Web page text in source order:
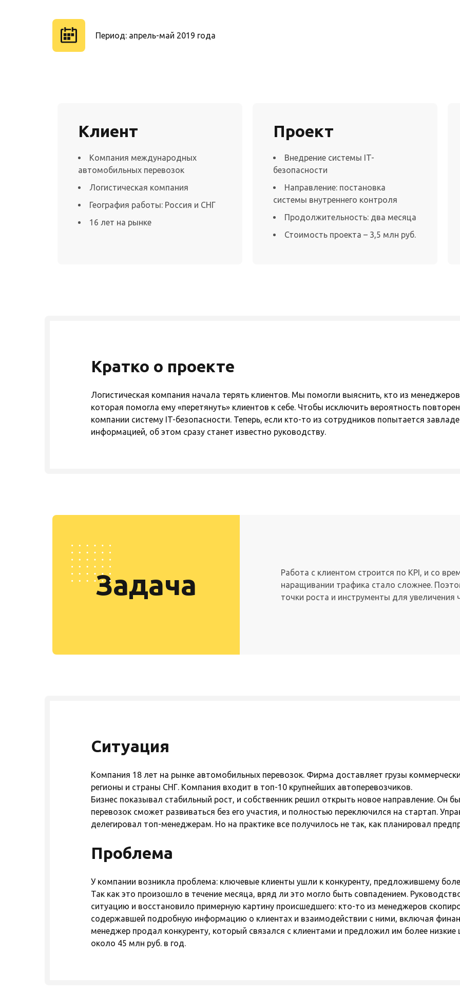
Период: апрель-май 2019 года
Клиент
Компания международных
автомобильных перевозок
Логистическая компания
География работы: Россия и СНГ
16 лет на рынке
Проект
Внедрение системы IT-
безопасности
Направление: постановка
системы внутреннего контроля
Продолжительность: два месяца
Стоимость проекта – 3,5 млн руб.
Кратко о проекте
Логистическая компания начала терять клиентов. Мы помогли выяснить, кто из
которая помогла ему «перетянуть» клиентов к себе. Чтобы исключить вероятность
компании систему IT-безопасности. Теперь, если кто-то из сотрудников попытается
информацией, об этом сразу станет известно руководству.
Задача
Работа с клиентом строится по KPI, и со
наращивании трафика стало сложнее.
точки роста и инструменты для увеличения
Ситуация
Компания 18 лет на рынке автомобильных перевозок. Фирма доставляет грузы
регионы и страны СНГ. Компания входит в топ-10 крупнейших автоперевозчиков.
Бизнес показывал стабильный рост, и собственник решил открыть новое направление. Он
перевозок сможет развиваться без его участия, и полностью переключился на стартап.
делегировал топ-менеджерам. Но на практике все получилось не так, как планировал
Проблема
У компании возникла проблема: ключевые клиенты ушли к конкуренту, предложившему
Так как это произошло в течение месяца, вряд ли это могло быть совпадением.
ситуацию и восстановило примерную картину происшедшего: кто-то из менеджеров
содержавшей подробную информацию о клиентах и взаимодействии с ними, включая
менеджер продал конкуренту, который связался с клиентами и предложил им более
около 45 млн руб. в год.